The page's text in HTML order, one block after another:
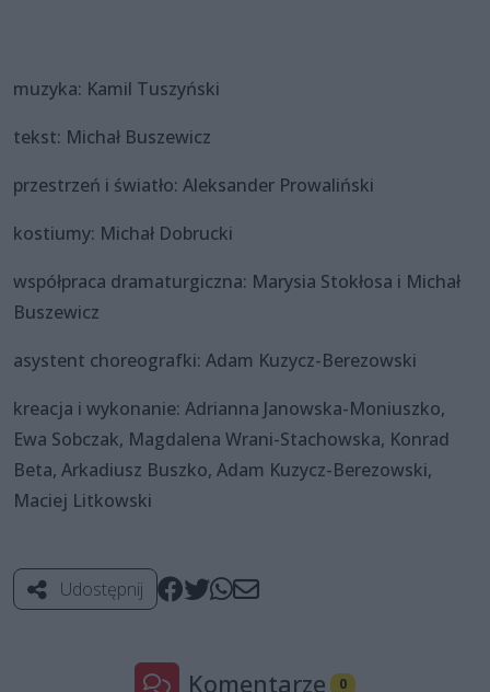
muzyka: Kamil Tuszyński
tekst: Michał Buszewicz
przestrzeń i światło: Aleksander Prowaliński
kostiumy: Michał Dobrucki
współpraca dramaturgiczna: Marysia Stokłosa i Michał
Buszewicz
asystent choreografki: Adam Kuzycz-Berezowski
kreacja i wykonanie: Adrianna Janowska-Moniuszko,
Ewa Sobczak, Magdalena Wrani-Stachowska, Konrad
Beta, Arkadiusz Buszko, Adam Kuzycz-Berezowski,
Maciej Litkowski
Udostępnij
Komentarze 0